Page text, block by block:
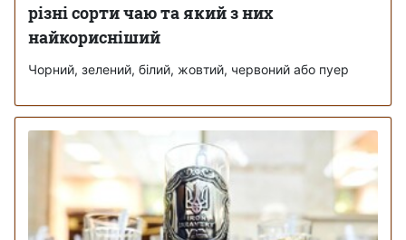
різні сорти чаю та який з них
найкорисніший
Чорний, зелений, білий, жовтий, червоний або пуер